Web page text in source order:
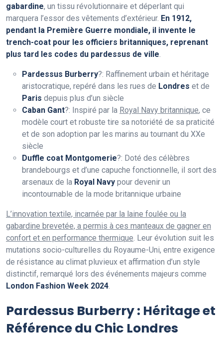
gabardine, un tissu révolutionnaire et déperlant qui
marquera l’essor des vêtements d’extérieur. En 1912,
pendant la Première Guerre mondiale, il invente le
trench-coat pour les officiers britanniques, reprenant
plus tard les codes du pardessus de ville.
Pardessus Burberry?: Raffinement urbain et héritage
aristocratique, repéré dans les rues de Londres et de
Paris depuis plus d’un siècle
Caban Gant?: Inspiré par la Royal Navy britannique, ce
modèle court et robuste tire sa notoriété de sa praticité
et de son adoption par les marins au tournant du XXe
siècle
Duffle coat Montgomerie?: Doté des célèbres
brandebourgs et d’une capuche fonctionnelle, il sort des
arsenaux de la Royal Navy pour devenir un
incontournable de la mode britannique urbaine
L’innovation textile, incarnée par la laine foulée ou la
gabardine brevetée, a permis à ces manteaux de gagner en
confort et en performance thermique. Leur évolution suit les
mutations socio-culturelles du Royaume-Uni, entre exigence
de résistance au climat pluvieux et affirmation d’un style
distinctif, remarqué lors des événements majeurs comme
London Fashion Week 2024.
Pardessus Burberry : Héritage et
Référence du Chic Londres